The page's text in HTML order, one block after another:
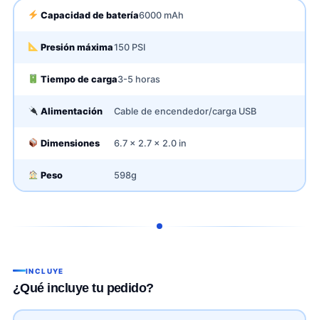
Capacidad de batería6000 mAh
Presión máxima150 PSI
Tiempo de carga3-5 horas
Alimentación Cable de encendedor/carga USB
Dimensiones 6.7 x 2.7 x 2.0 in
Peso 598g
INCLUYE
¿Qué incluye tu pedido?